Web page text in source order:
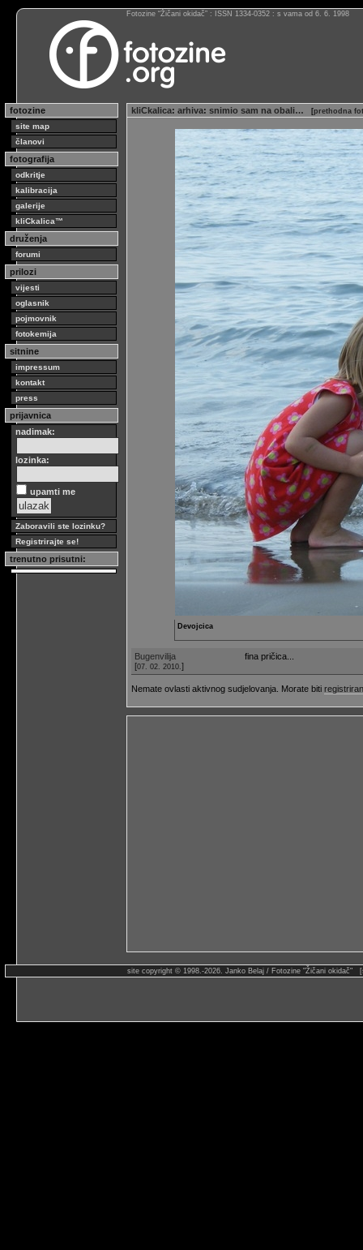
Fotozine “Žičani okidač” : ISSN 1334-0352 : s vama od 6. 6. 1998
fotozine
site map
članovi
fotografija
odkritje
kalibracija
galerije
kliCkalica™
druženja
forumi
prilozi
vijesti
oglasnik
pojmovnik
fotokemija
sitnine
impressum
kontakt
press
prijavnica
nadimak:
lozinka:
upamti me
Zaboravili ste lozinku?
Registrirajte se!
trenutno prisutni:
kliCkalica: arhiva: snimio sam na obali… [prethodna
Devojcica
Bugenvilija
[07. 02. 2010. ]
fina pričica...
Nemate ovlasti aktivnog sudjelovanja. Morate biti
site copyright © 1998.-2026. Janko Belaj / Fotozine "Žičani okidač"